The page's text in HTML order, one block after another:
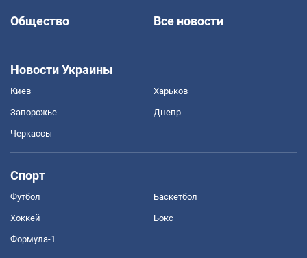
Общество
Все новости
Новости Украины
Киев Харьков
Запорожье Днепр
Черкассы
Спорт
Футбол Баскетбол
Хоккей Бокс
Формула-1